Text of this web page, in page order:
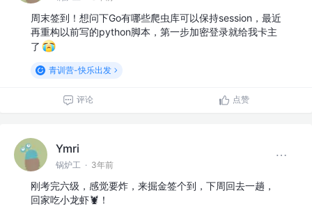
周末签到！想问下Go有哪些爬虫库可以保持session，最近
再重构以前写的python脚本，第一步加密登录就给我卡主
了
青训营-快乐出发
评论 点赞
Ymri
锅炉工 · 3年前
刚考完六级，感觉要炸，来掘金签个到，下周回去一趟，
回家吃小龙虾🦞！